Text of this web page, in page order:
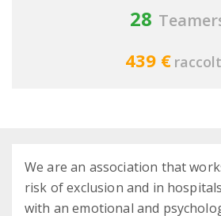
28
439 €
We are an association that
risk of exclusion and in
with an emotional and